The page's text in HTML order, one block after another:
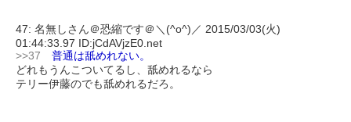
47: 名無しさん＠恐縮です＠＼(^o^)／ 2015/03/03(火)
01:44:33.97 ID:jCdAVjzE0.net
>>37 普通は舐めれない。
どれもうんこついてるし、舐めれるなら
テリー伊藤のでも舐めれるだろ。